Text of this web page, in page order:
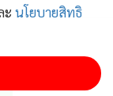
ในค่ำคืนนี้ว่า สิ่ง
ารโฆษณา
นจะโพสต์
ของผู้อื่น ซึ่งทุกคนมี
ะ นโยบายสิทธิ